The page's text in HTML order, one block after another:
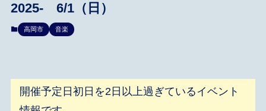
2025- 6/1（日）
高岡市 音楽
開催予定日初日を2日以上過ぎているイベント